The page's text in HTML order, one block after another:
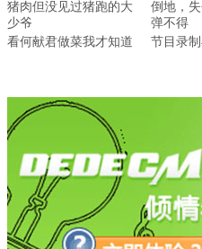
看何献君做菜我才知道 节目录